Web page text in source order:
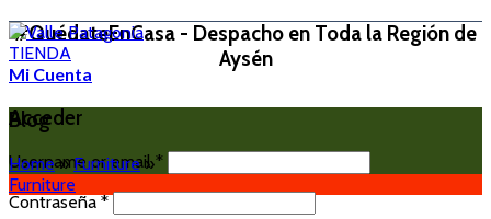
#QuédateEnCasa - Despacho en Toda la Región de
Aysén
TIENDA
Mi Cuenta
Acceder
Username or email*
Contraseña *
Blog
Home»Furniture»
Furniture